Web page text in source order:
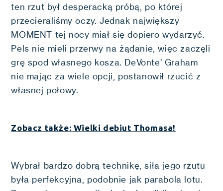
ten rzut był desperacką próbą, po której
przecieraliśmy oczy. Jednak największy
MOMENT tej nocy miał się dopiero wydarzyć.
Pels nie mieli przerwy na żądanie, więc zaczęli
grę spod własnego kosza. DeVonte’ Graham
nie mając za wiele opcji, postanowił rzucić z
własnej połowy.
Zobacz także: Wielki debiut Thomasa!
Wybrał bardzo dobrą technikę, siła jego rzutu
była perfekcyjna, podobnie jak parabola lotu.